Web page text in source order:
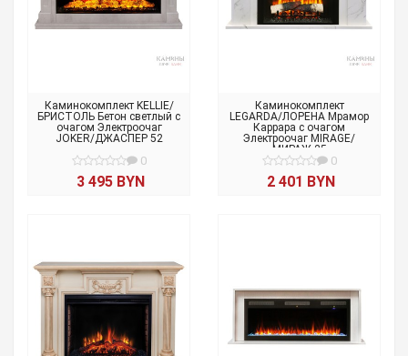
Каминокомплект KELLIE/
БРИСТОЛЬ Бетон светлый с
очагом Электроочаг
JOKER/ДЖАСПЕР 52
0
3 495 BYN
Каминокомплект
LEGARDA/ЛОРЕНА Мрамор
Каррара с очагом
Электроочаг MIRAGE/
МИРАЖ 25
0
2 401 BYN